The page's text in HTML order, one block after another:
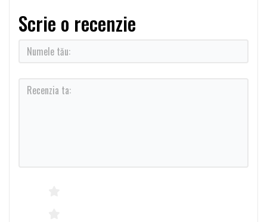
Scrie o recenzie